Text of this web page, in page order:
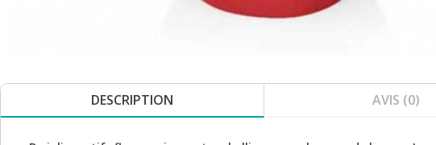
DESCRIPTION AVIS (0)